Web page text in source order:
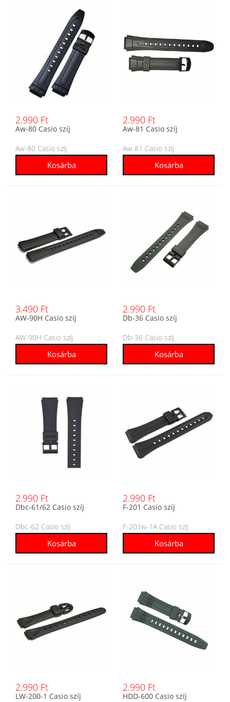
2.990 Ft
Aw-80 Casio szíj
Aw-80 Casio szíj
2.990 Ft
Aw-81 Casio szíj
Aw-81 Casio szíj
3.490 Ft
AW-90H Casio szíj
AW-90H Casio szíj
2.990 Ft
Db-36 Casio szíj
Db-36 Casio szíj
2.990 Ft
Dbc-61/62 Casio szíj
Dbc-62 Casio szíj
2.990 Ft
F-201 Casio szíj
F-201w-1A Casio szíj
2.990 Ft
LW-200-1 Casio szíj
2.990 Ft
HDD-600 Casio szíj